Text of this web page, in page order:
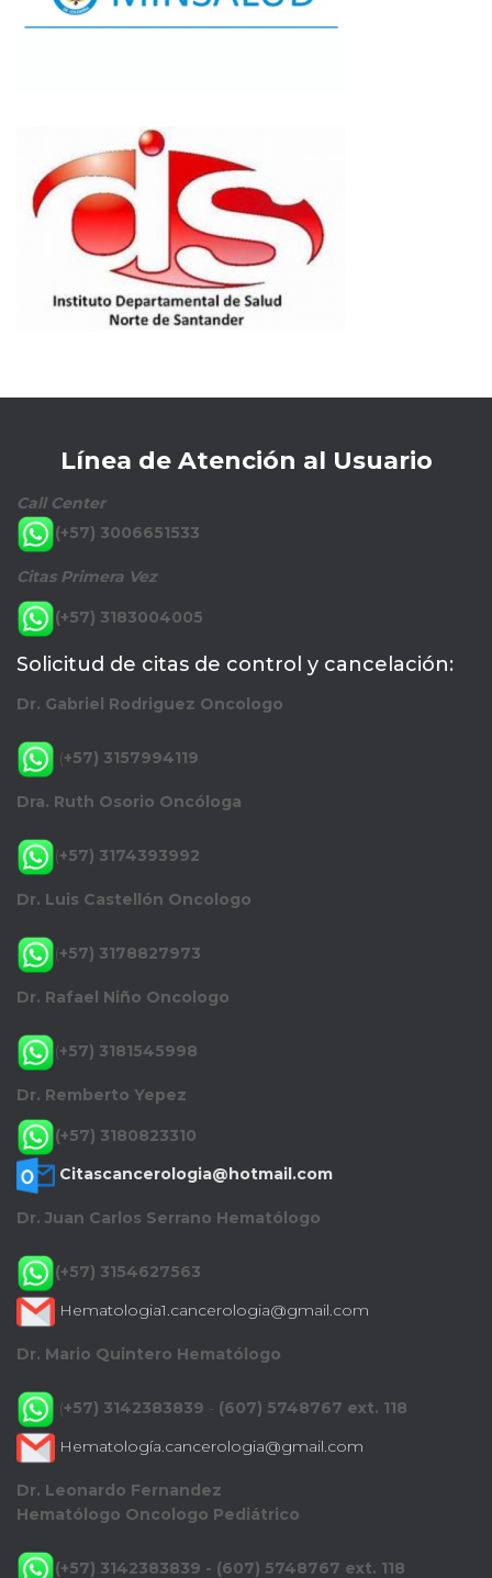
Línea de Atención al Usuario
Call Center
(+57) 3006651533
Citas Primera Vez
(+57) 3183004005
Solicitud de citas de control y cancelación:
Dr. Gabriel Rodriguez Oncologo
(+57) 3157994119
Dra. Ruth Osorio Oncóloga
(+57) 3174393992
Dr. Luis Castellón Oncologo
(+57) 3178827973
Dr. Rafael Niño Oncologo
(+57) 3181545998
Dr. Remberto Yepez
(+57) 3180823310
Citascancerologia@hotmail.com
Dr. Juan Carlos Serrano Hematólogo
(+57) 3154627563
Hematologia1.cancerologia@gmail.com
Dr. Mario Quintero Hematólogo
(+57) 3142383839 - (607) 5748767 ext. 118
Hematología.cancerologia@gmail.com
Dr. Leonardo Fernandez
Hematólogo Oncologo Pediátrico
(+57) 3142383839 - (607) 5748767 ext. 118